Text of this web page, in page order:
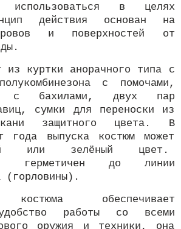
использоваться в целях
действия основан на
и поверхностей от
из куртки анорачного типа с
с помочами,
с бахилами, двух пар
сумки для переноски из
защитного цвета. В
года выпуска костюм может
или зелёный цвет.
герметичен до линии
(горловины).
костюма обеспечивает
работы со всеми
оружия и техники, она